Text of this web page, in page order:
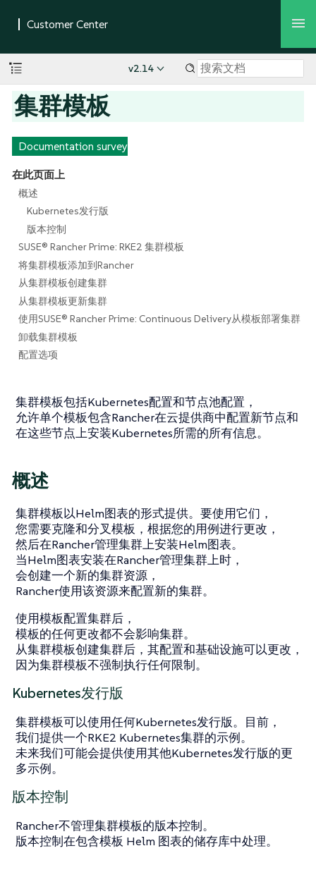
v2.14
集群模板
Documentation survey
在此页面上
概述
Kubernetes发行版
版本控制
SUSE® Rancher Prime: RKE2 集群模板
将集群模板添加到Rancher
从集群模板创建集群
从集群模板更新集群
使用SUSE® Rancher Prime: Continuous Delivery从模板部署集群
卸载集群模板
配置选项
集群模板包括Kubernetes配置和节点池配置，
允许单个模板包含Rancher在云提供商中配置新节点和
在这些节点上安装Kubernetes所需的所有信息。
概述
集群模板以Helm图表的形式提供。要使用它们，
您需要克隆和分叉模板，根据您的用例进行更改，
然后在Rancher管理集群上安装Helm图表。
当Helm图表安装在Rancher管理集群上时，
会创建一个新的集群资源，
Rancher使用该资源来配置新的集群。
使用模板配置集群后，
模板的任何更改都不会影响集群。
从集群模板创建集群后，其配置和基础设施可以更改，
因为集群模板不强制执行任何限制。
Kubernetes发行版
集群模板可以使用任何Kubernetes发行版。目前，
我们提供一个RKE2 Kubernetes集群的示例。
未来我们可能会提供使用其他Kubernetes发行版的更
多示例。
版本控制
Rancher不管理集群模板的版本控制。
版本控制在包含模板 Helm 图表的储存库中处理。